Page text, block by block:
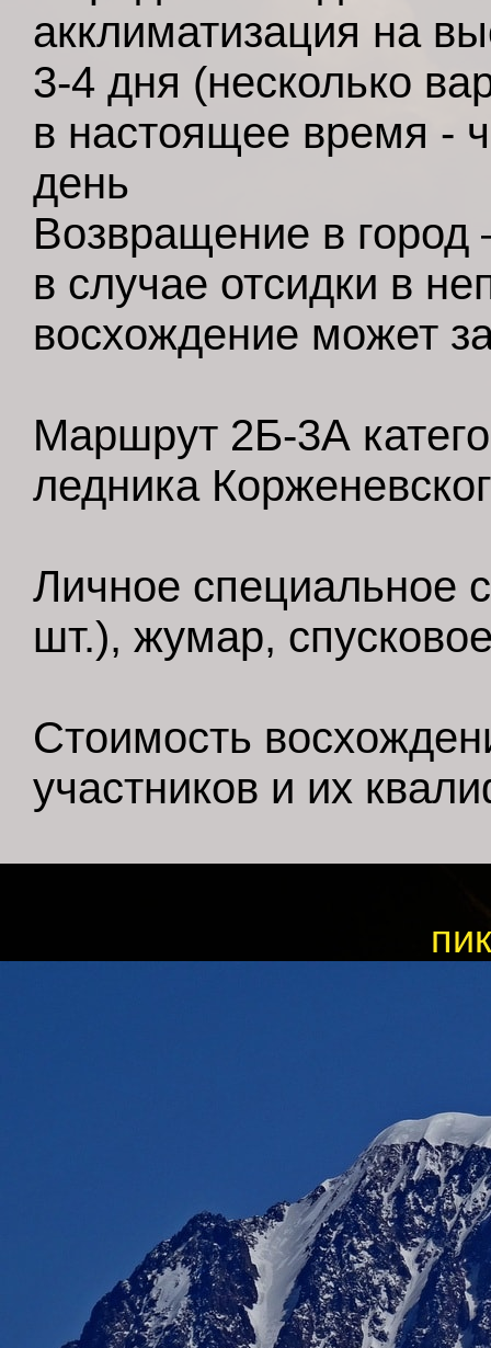
акклиматизация на
3-4 дня (несколько
в настоящее время -
день
Возвращение в
в случае отсидки в
восхождение может
Маршрут 2Б-3А
ледника
Личное специальное
шт.), жумар,
Стоимость
участников и их